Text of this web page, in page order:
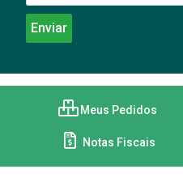
Meus Pedidos
Notas Fiscais